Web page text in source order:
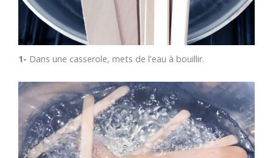
1- Dans une casserole, mets de l'eau à bouillir.